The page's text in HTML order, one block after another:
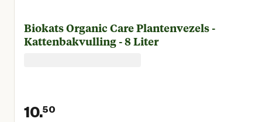
Biokats Organic Care Plantenvezels -
Kattenbakvulling - 8 Liter
10.50